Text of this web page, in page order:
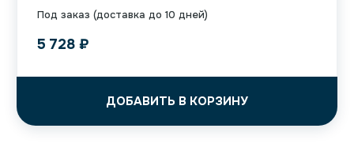
Под заказ (доставка до 10 дней)
5 728 ₽
ДОБАВИТЬ В КОРЗИНУ